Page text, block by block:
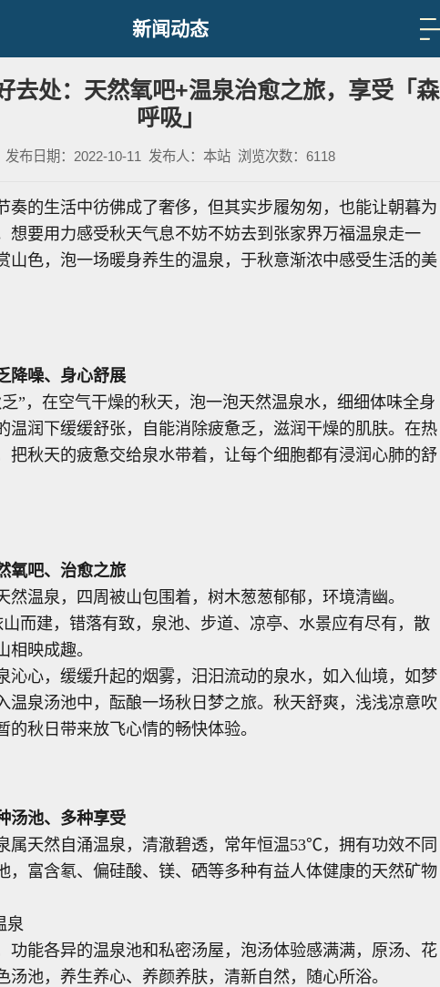
新闻动态
去处：天然氧吧+温泉治愈之旅，享受「森
呼吸」
发布日期：2022-10-11 发布人：本站 浏览次数：6118
奏的生活中彷佛成了奢侈，但其实步履匆匆，也能让朝暮为
想要用力感受秋天气息不妨不妨去到张家界万福温泉走一
山色，泡一场暖身养生的温泉，于秋意渐浓中感受生活的美
降噪、身心舒展
”，在空气干燥的秋天，泡一泡天然温泉水，细细体味全身
温润下缓缓舒张，自能消除疲惫乏，滋润干燥的肌肤。在热
把秋天的疲惫交给泉水带着，让每个细胞都有浸润心肺的舒
氧吧、治愈之旅
然温泉，四周被山包围着，树木葱葱郁郁，环境清幽。
山而建，错落有致，泉池、步道、凉亭、水景应有尽有，散
相映成趣。
沁心，缓缓升起的烟雾，汨汨流动的泉水，如入仙境，如梦
温泉汤池中，酝酿一场秋日梦之旅。秋天舒爽，浅浅凉意吹
的秋日带来放飞心情的畅快体验。
汤池、多种享受
属天然自涌温泉，清澈碧透，常年恒温53℃，拥有功效不同
，富含氡、偏硅酸、镁、硒等多种有益人体健康的天然矿物
泉
功能各异的温泉池和私密汤屋，泡汤体验感满满，原汤、花
汤池，养生养心、养颜养肤，清新自然，随心所浴。